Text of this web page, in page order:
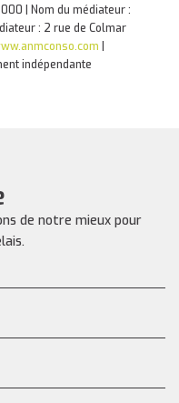
| Nom du médiateur :
: 2 rue de Colmar
indépendante
de notre mieux pour